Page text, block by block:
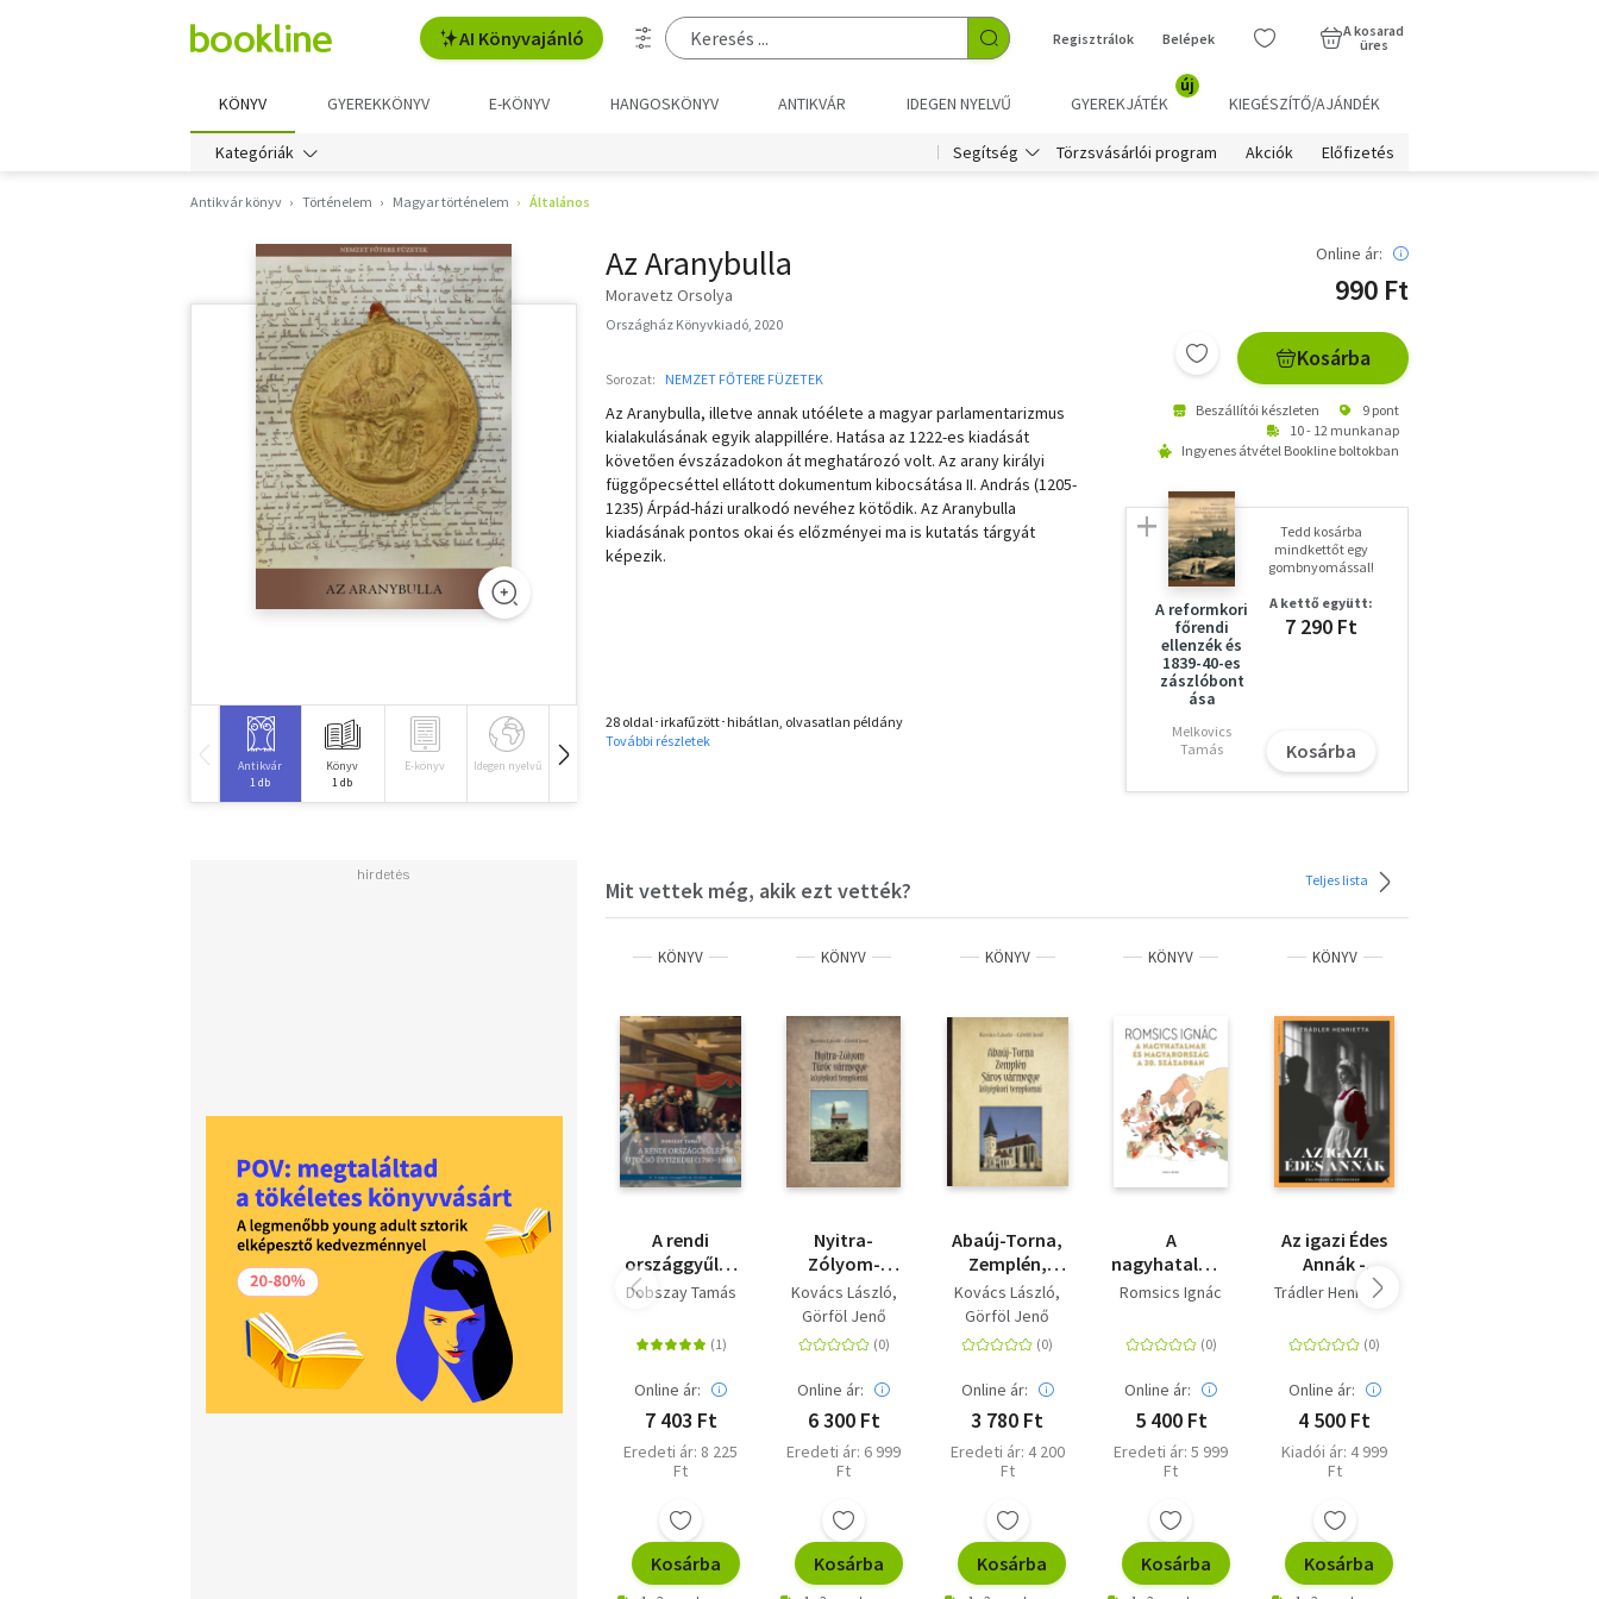
AI Könyvajánló Regisztrálok Belépek
A kosarad
üres
KÖNYV GYEREKKÖNYV E-KÖNYV HANGOSKÖNYV ANTIKVÁR IDEGEN NYELVŰ GYEREKJÁTÉK
új
KIEGÉSZÍTŐ/AJÁNDÉK
Kategóriák Segítség Törzsvásárlói program Akciók Előfizetés
Antikvár könyv Történelem Magyar történelem Általános
Antikvár
1 db
Könyv
1 db
E-könyv Idegen nyelvű Hangoskönyv
Az Aranybulla
Moravetz Orsolya
Országház Könyvkiadó, 2020
Sorozat: NEMZET FŐTERE FÜZETEK
Az Aranybulla, illetve annak utóélete a magyar parlamentarizmus
kialakulásának egyik alappillére. Hatása az 1222-es kiadását
követően évszázadokon át meghatározó volt. Az arany királyi
függőpecséttel ellátott dokumentum kibocsátása II. András (1205-
1235) Árpád-házi uralkodó nevéhez kötődik. Az Aranybulla
kiadásának pontos okai és előzményei ma is kutatás tárgyát
képezik.
28 oldal･irkafűzött･hibátlan, olvasatlan példány
További részletek
Online ár:
990 Ft
Kosárba
Beszállítói készleten
9 pont
10 - 12 munkanap
Ingyenes átvétel Bookline boltokban
A reformkori
főrendi
ellenzék és
1839-40-es
zászlóbont
ása
Melkovics
Tamás
Tedd kosárba
mindkettőt egy
gombnyomással!
A kettő együtt:
7 290 Ft
Kosárba
Mit vettek még, akik ezt vették? Teljes lista
KÖNYV
A rendi
országgyűlés
utolsó
(1790-1848)
Dobszay Tamás
Online ár:
7 403 Ft
Eredeti ár: 8 225
Ft
Kosárba
KÖNYV
Nyitra-
Zólyom-
Túróc
vármegye
középkori
templomai
Kovács László
Görföl Jenő
Online ár:
6 300 Ft
Eredeti ár: 6 999
Ft
Kosárba
KÖNYV
Abaúj-Torna,
Zemplén,
Sáros
vármegye
középkori
templomai
Kovács László
Görföl Jenő
Online ár:
3 780 Ft
Eredeti ár: 4 200
Ft
Kosárba
KÖNYV
A
nagyhatalmak
és
a 20.
században
Romsics Ignác
Online ár:
5 400 Ft
Eredeti ár: 5 999
Ft
Kosárba
KÖNYV
Az igazi Édes
Annák -
Cselédsors a
Trádler Henrietta
Online ár:
4 500 Ft
Kiadói ár: 4 999
Ft
Kosárba